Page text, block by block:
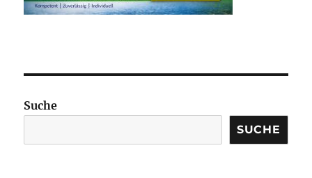
Suche
SUCHE